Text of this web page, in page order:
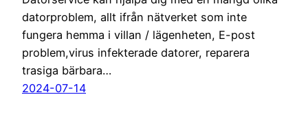
datorproblem, allt ifrån nätverket som inte
fungera hemma i villan / lägenheten, E-post
problem,virus infekterade datorer, reparera
trasiga bärbara…
2024-07-14